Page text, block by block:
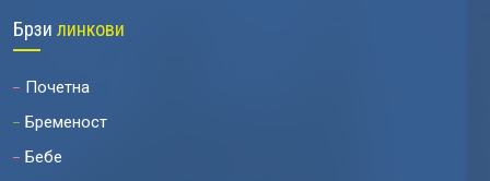
Брзи линкови
Почетна
Бременост
Бебе